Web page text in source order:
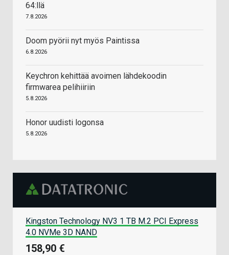
64:llä
7.8.2026
Doom pyörii nyt myös Paintissa
6.8.2026
Keychron kehittää avoimen lähdekoodin
firmwarea pelihiiriin
5.8.2026
Honor uudisti logonsa
5.8.2026
Kingston Technology NV3 1 TB M.2 PCI Express
4.0 NVMe 3D NAND
158,90 €